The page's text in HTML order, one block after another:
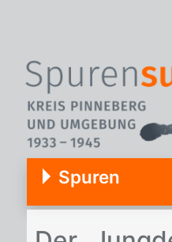
Spuren